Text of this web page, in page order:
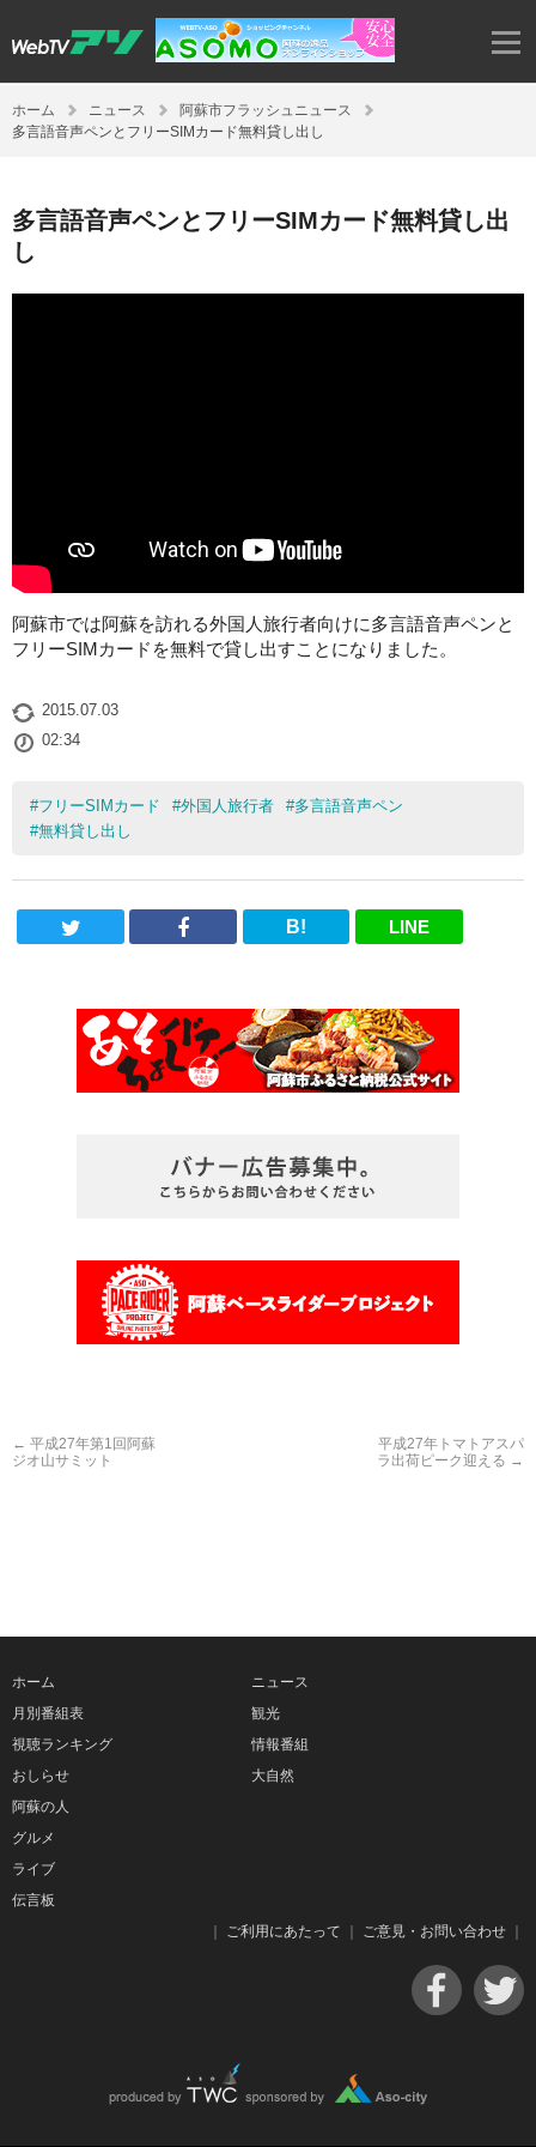
ホーム ニュース
阿蘇市フラッシュニュース
多言語音声ペンとフリーSIMカード無料貸し出し
多言語音声ペンとフリーSIMカード無料貸し出
し
阿蘇市では阿蘇を訪れる外国人旅行者向けに多言語音声ペンと
フリーSIMカードを無料で貸し出すことになりました。
2015.07.03
02:34
#フリーSIMカード #外国人旅行者 #多言語音声ペン
#無料貸し出し
B! LINE
← 平成27年第1回阿蘇
ジオ山サミット
平成27年トマトアスパ
ラ出荷ピーク迎える →
ホーム
月別番組表
視聴ランキング
おしらせ
ニュース
観光
情報番組
大自然
阿蘇の人
グルメ
ライブ
伝言板
ご利用にあたって ご意見・お問い合わせ